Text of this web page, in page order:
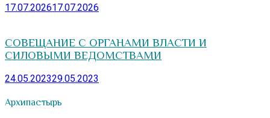
17.07.202617.07.2026
СОВЕЩАНИЕ С ОРГАНАМИ ВЛАСТИ И
СИЛОВЫМИ ВЕДОМСТВАМИ
24.05.202329.05.2023
Архипастырь